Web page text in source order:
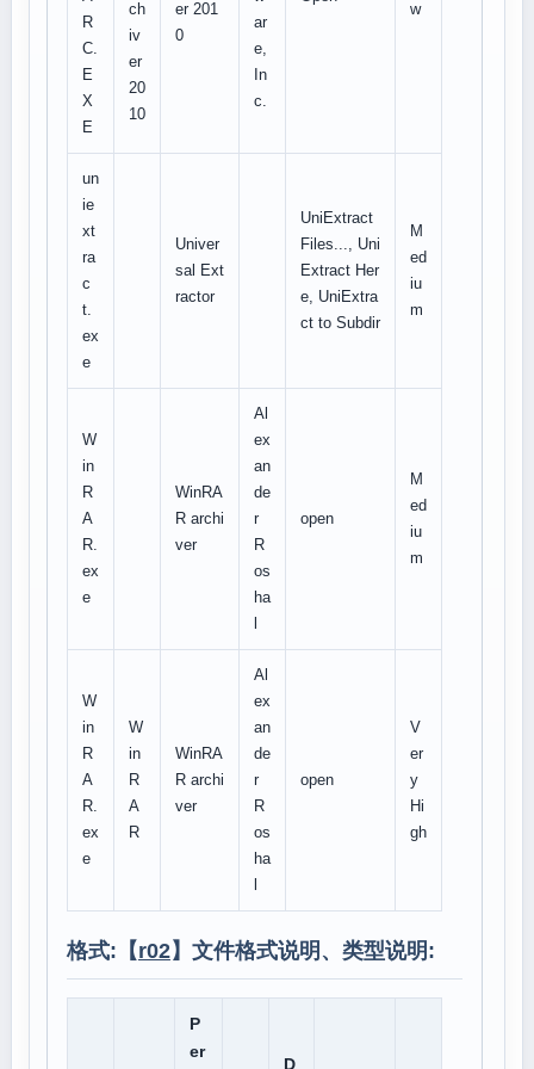
R
C.
E
X
E
ch
iv
er
20
10
er 201
0
ar
e,
In
c.
w
un
ie
xt
ra
c
t.
ex
e
Univer
sal Ext
ractor
UniExtract
Files..., Uni
Extract Her
e, UniExtra
ct to Subdir
M
ed
iu
m
W
in
R
A
R.
ex
e
WinRA
R archi
ver
Al
ex
an
de
r
R
os
ha
open
M
ed
iu
m
W
in
R
A
R.
ex
e
W
in
R
A
R
WinRA
R archi
ver
Al
ex
an
de
r
R
os
ha
open
V
er
y
Hi
gh
格式:【r02】文件格式说明、类型说明:
P
er
D